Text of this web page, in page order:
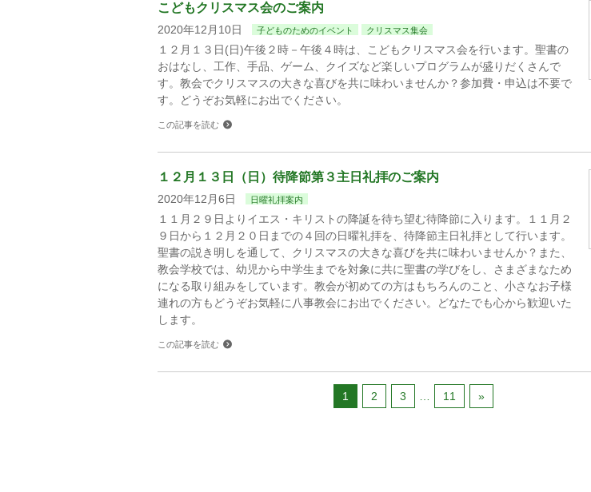
こどもクリスマス会のご案内
2020年12月10日 子どものためのイベント クリスマス集会
１２月１３日(日)午後２時－午後４時は、こどもクリスマス会を行います。聖書の
おはなし、工作、手品、ゲーム、クイズなど楽しいプログラムが盛りだくさんで
す。教会でクリスマスの大きな喜びを共に味わいませんか？参加費・申込は不要で
す。どうぞお気軽にお出でください。
この記事を読む
１２月１３日（日）待降節第３主日礼拝のご案内
2020年12月6日 日曜礼拝案内
１１月２９日よりイエス・キリストの降誕を待ち望む待降節に入ります。１１月２
９日から１２月２０日までの４回の日曜礼拝を、待降節主日礼拝として行います。
聖書の説き明しを通して、クリスマスの大きな喜びを共に味わいませんか？また、
教会学校では、幼児から中学生までを対象に共に聖書の学びをし、さまざまなため
になる取り組みをしています。教会が初めての方はもちろんのこと、小さなお子様
連れの方もどうぞお気軽に八事教会にお出でください。どなたでも心から歓迎いた
します。
この記事を読む
1 2 3 11 »